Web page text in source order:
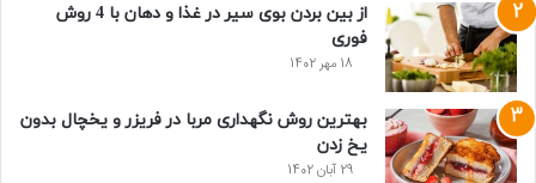
از بین بردن بوی سیر در غذا و دهان با 4 روش
فوری
18 مهر 1402
بهترین روش نگهداری مربا در فریزر و یخچال بدون
یخ زدن
29 آبان 1402